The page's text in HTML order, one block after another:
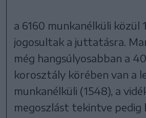
a 6160 munkanélküli közül
jogosultak a juttatásra.
még hangsúlyosabban a
korosztály körében van a
munkanélküli (1548), a
megoszlást tekintve pedig